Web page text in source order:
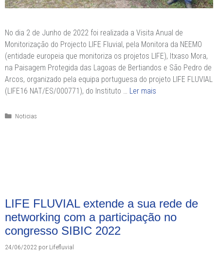
No dia 2 de Junho de 2022 foi realizada a Visita Anual de
Monitorização do Projecto LIFE Fluvial, pela Monitora da NEEMO
(entidade europeia que monitoriza os projetos LIFE), Itxaso Mora,
na Paisagem Protegida das Lagoas de Bertiandos e São Pedro de
Arcos, organizado pela equipa portuguesa do projeto LIFE FLUVIAL
(LIFE16 NAT/ES/000771), do Instituto … Ler mais
Categorias
Noticias
LIFE FLUVIAL extende a sua rede de
networking com a participação no
congresso SIBIC 2022
24/06/2022 por Lifefluvial